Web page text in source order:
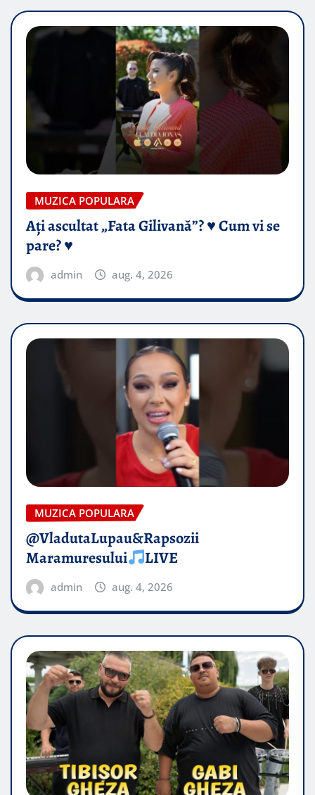
MUZICA POPULARA
Ați ascultat „Fata Gilivană”? ♥️ Cum vi se
pare? ♥️
admin aug. 4, 2026
MUZICA POPULARA
@VladutaLupau&Rapsozii
Maramuresului
LIVE
admin aug. 4, 2026